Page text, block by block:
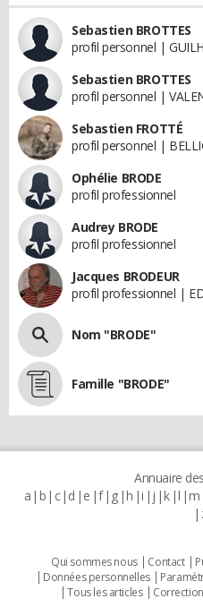
Sebastien BROTTES
profil personnel |
Sebastien BROTTES
profil personnel |
Sebastien FROTTÉ
profil personnel |
Ophélie BRODE
profil professionnel
Audrey BRODE
profil professionnel
Jacques BRODEUR
profil professionnel |
Nom "BRODE"
Famille "BRODE"
Annuaire
a b c d e f g h i j k l m
Qui sommes nous Contact
Données personnelles
Tous les articles